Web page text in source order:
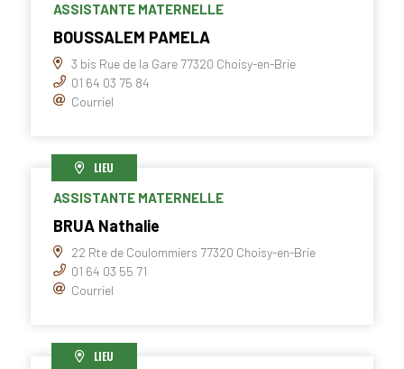
ASSISTANTE MATERNELLE
BOUSSALEM PAMELA
3 bis Rue de la Gare 77320 Choisy-en-Brie
01 64 03 75 84
Courriel
LIEU
ASSISTANTE MATERNELLE
BRUA Nathalie
22 Rte de Coulommiers 77320 Choisy-en-Brie
01 64 03 55 71
Courriel
LIEU